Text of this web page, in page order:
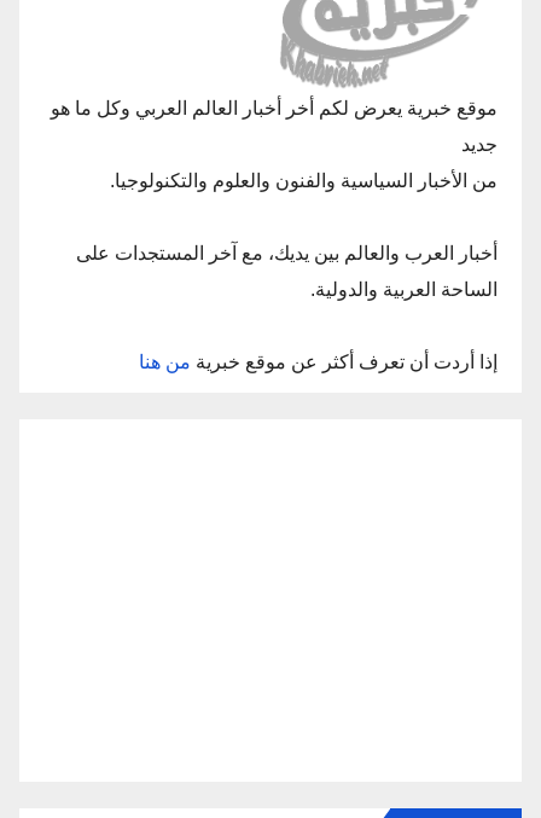
موقع خبرية يعرض لكم أخر أخبار العالم العربي وكل ما هو
جديد
من الأخبار السياسية والفنون والعلوم والتكنولوجيا.
أخبار العرب والعالم بين يديك، مع آخر المستجدات على
الساحة العربية والدولية.
إذا أردت أن تعرف أكثر عن موقع خبرية من هنا